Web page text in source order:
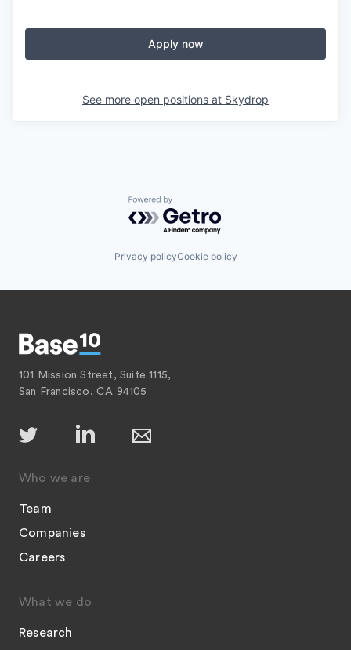
Apply now
See more open positions at Skydrop
Powered by Getro.com
Privacy policyCookie policy
101 Mission Street, Suite 1115,
San Francisco, CA 94105
Who we are
Team
Companies
Careers
What we do
Research